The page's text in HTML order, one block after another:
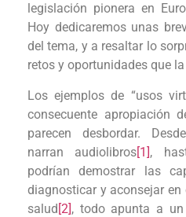
legislación pionera en
Hoy dedicaremos unas
del tema, y a resaltar lo
retos y oportunidades que
Los ejemplos de “usos
consecuente apropiación
parecen desbordar.
narran audiolibros[1],
podrían demostrar las
diagnosticar y aconsejar
salud[2], todo apunta a un